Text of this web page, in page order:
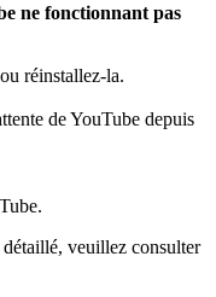
ne fonctionnant pas
réinstallez-la.
de YouTube depuis
veuillez consulter